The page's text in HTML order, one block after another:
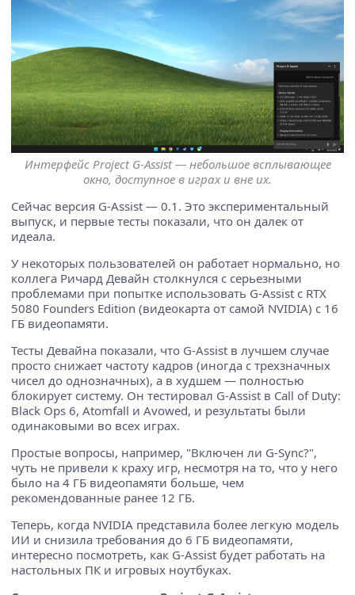
Интерфейс Project G-Assist — небольшое всплывающее
окно, доступное в играх и вне их.
Сейчас версия G-Assist — 0.1. Это экспериментальный
выпуск, и первые тесты показали, что он далек от
идеала.
У некоторых пользователей он работает нормально, но
коллега Ричард Девайн столкнулся с серьезными
проблемами при попытке использовать G-Assist с RTX
5080 Founders Edition (видеокарта от самой NVIDIA) с 16
ГБ видеопамяти.
Тесты Девайна показали, что G-Assist в лучшем случае
просто снижает частоту кадров (иногда с трехзначных
чисел до однозначных), а в худшем — полностью
блокирует систему. Он тестировал G-Assist в Call of Duty:
Black Ops 6, Atomfall и Avowed, и результаты были
одинаковыми во всех играх.
Простые вопросы, например, "Включен ли G-Sync?",
чуть не привели к краху игр, несмотря на то, что у него
было на 4 ГБ видеопамяти больше, чем
рекомендованные ранее 12 ГБ.
Теперь, когда NVIDIA представила более легкую модель
ИИ и снизила требования до 6 ГБ видеопамяти,
интересно посмотреть, как G-Assist будет работать на
настольных ПК и игровых ноутбуках.